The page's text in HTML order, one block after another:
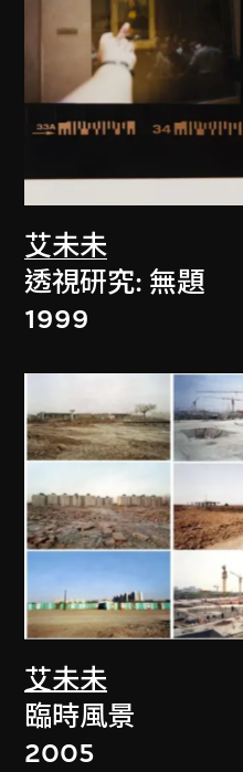
艾未未
透視研究: 無題
1999
艾未未
臨時風景
2005